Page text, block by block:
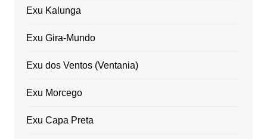
Exu Kalunga
Exu Gira-Mundo
Exu dos Ventos (Ventania)
Exu Morcego
Exu Capa Preta